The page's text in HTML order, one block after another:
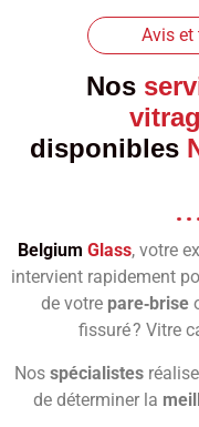
Avis et
Nos
disponibles
Belgium Glass, votre
intervient rapidement
de votre pare‑brise
fissuré ? Vitre
Nos spécialistes
de déterminer la